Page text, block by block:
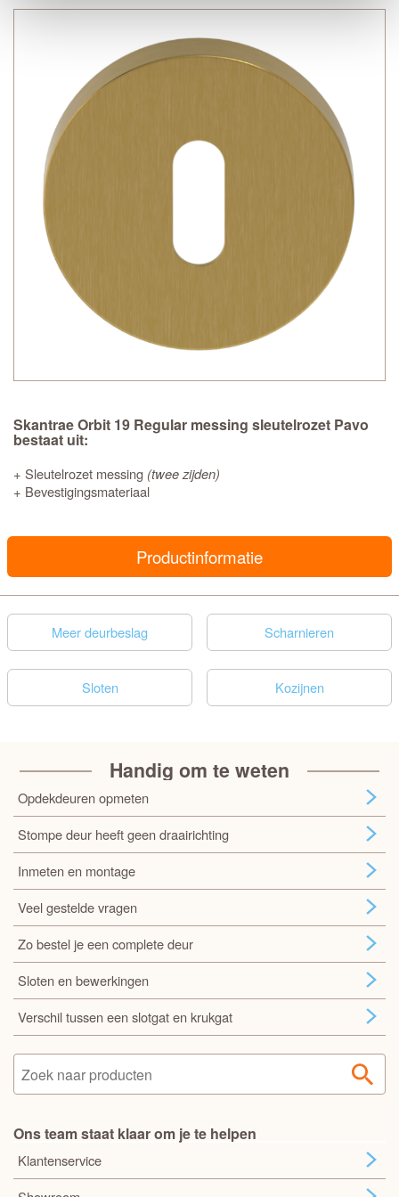
Skantrae Orbit 19 Regular messing sleutelrozet Pavo
bestaat uit:
+ Sleutelrozet messing (twee zijden)
+ Bevestigingsmateriaal
Productinformatie
Meer deurbeslag Scharnieren
Sloten Kozijnen
Handig om te weten
Opdekdeuren opmeten
Stompe deur heeft geen draairichting
Inmeten en montage
Veel gestelde vragen
Zo bestel je een complete deur
Sloten en bewerkingen
Verschil tussen een slotgat en krukgat
Ons team staat klaar om je te helpen
Klantenservice